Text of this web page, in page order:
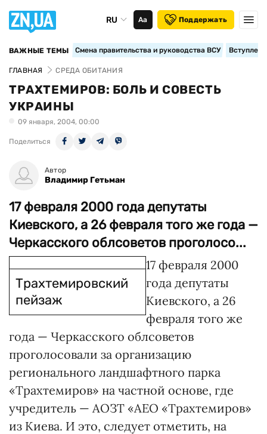
RU Аа Поддержать
ВАЖНЫЕ ТЕМЫ Смена правительства и руководства ВСУ
ГЛАВНАЯ СРЕДА ОБИТАНИЯ
ТРАХТЕМИРОВ: БОЛЬ И СОВЕСТЬ
УКРАИНЫ
09 января, 2004, 00:00
Поделиться
Автор
Владимир Гетьман
17 февраля 2000 года депутаты
Киевского, а 26 февраля того же года —
Черкасского облсоветов проголосо...
Трахтемировский
пейзаж
17 февраля 2000
года депутаты
Киевского, а 26
февраля того же
года — Черкасского облсоветов
проголосовали за организацию
регионального ландшафтного парка
«Трахтемиров» на частной основе, где
учредитель — АОЗТ «АЕО «Трахтемиров»
из Киева. И это, следует отметить, на